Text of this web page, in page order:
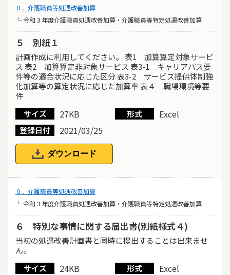
０．介護職員等処遇改善加算
└ 令和３年度介護職員処遇改善加算・介護職員等特定処遇改善加算
５ 別紙１
計画作成に利用してください。 表1 加算算定対象サービ
ス 表2 加算算定非対象サービス 表3-1 キャリアパス要
件等の適合状況に応じた区分 表3-2 サービス提供体制強
化加算等の算定状況に応じた加算率 表４ 職場環境等要
件
サイズ
27KB 形式 Excel
登録日付 2021/03/25
ダウンロード
０．介護職員等処遇改善加算
└ 令和３年度介護職員処遇改善加算・介護職員等特定処遇改善加算
６ 特別な事情に関する届出書(別紙様式４)
当初の処遇改善計画書と同時に提出することは出来ませ
ん。
サイズ
24KB 形式 Excel